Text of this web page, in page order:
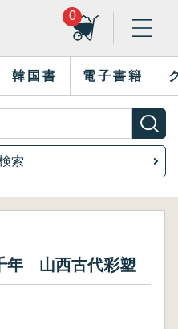
0
韓国書 電子書籍
索
年 山西古代彩塑